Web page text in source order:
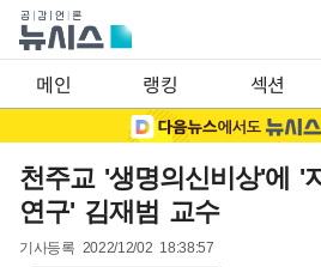
메인 랭킹 섹션
천주교 '생명의신비상'에 '
연구' 김재범 교수
기사등록 2022/12/02 18:38:57